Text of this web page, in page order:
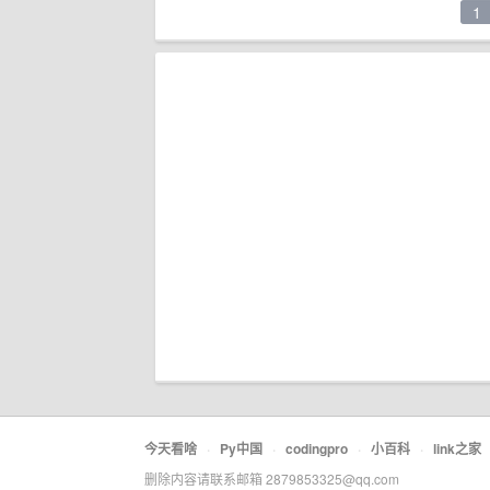
1
今天看啥 · Py中国 · codingpro · 小百科 · link之家
删除内容请联系邮箱 2879853325@qq.com